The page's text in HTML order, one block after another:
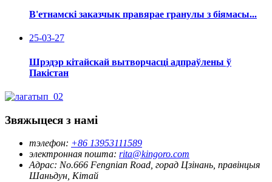
В'етнамскі заказчык правярае гранулы з біямасы...
25-03-27
Шрэдэр кітайскай вытворчасці адпраўлены ў
Пакістан
Звяжыцеся з намі
тэлефон: +86 13953111589
электронная пошта: rita@kingoro.com
Адрас: No.666 Fengnian Road, горад Цзінань, правінцыя
Шаньдун, Кітай